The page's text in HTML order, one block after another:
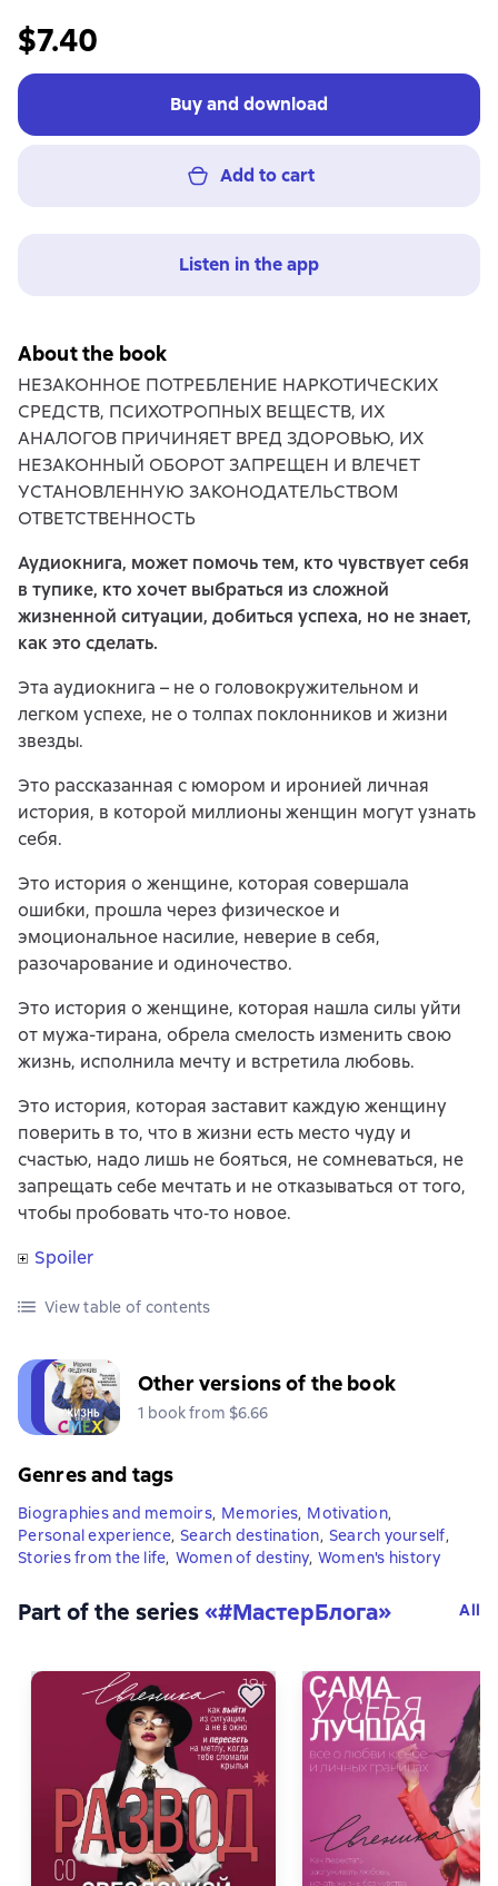
$7.40
Buy and download
Add to cart
Listen in the app
About the book
НЕЗАКОННОЕ ПОТРЕБЛЕНИЕ НАРКОТИЧЕСКИХ
СРЕДСТВ, ПСИХОТРОПНЫХ ВЕЩЕСТВ, ИХ
АНАЛОГОВ ПРИЧИНЯЕТ ВРЕД ЗДОРОВЬЮ, ИХ
НЕЗАКОННЫЙ ОБОРОТ ЗАПРЕЩЕН И ВЛЕЧЕТ
УСТАНОВЛЕННУЮ ЗАКОНОДАТЕЛЬСТВОМ
ОТВЕТСТВЕННОСТЬ
Аудиокнига, может помочь тем, кто чувствует себя
в тупике, кто хочет выбраться из сложной
жизненной ситуации, добиться успеха, но не знает,
как это сделать.
Эта аудиокнига – не о головокружительном и
легком успехе, не о толпах поклонников и жизни
звезды.
Это рассказанная с юмором и иронией личная
история, в которой миллионы женщин могут узнать
себя.
Это история о женщине, которая совершала
ошибки, прошла через физическое и
эмоциональное насилие, неверие в себя,
разочарование и одиночество.
Это история о женщине, которая нашла силы уйти
от мужа-тирана, обрела смелость изменить свою
жизнь, исполнила мечту и встретила любовь.
Это история, которая заставит каждую женщину
поверить в то, что в жизни есть место чуду и
счастью, надо лишь не бояться, не сомневаться, не
запрещать себе мечтать и не отказываться от того,
чтобы пробовать что‑то новое.
Spoiler
View table of contents
Other versions of the book
1 book from $6.66
Genres and tags
Biographies and memoirs, Memories, Motivation,
Personal experience, Search destination, Search yourself,
Stories from the life, Women of destiny, Women's history
Part of the series«#МастерБлога» All